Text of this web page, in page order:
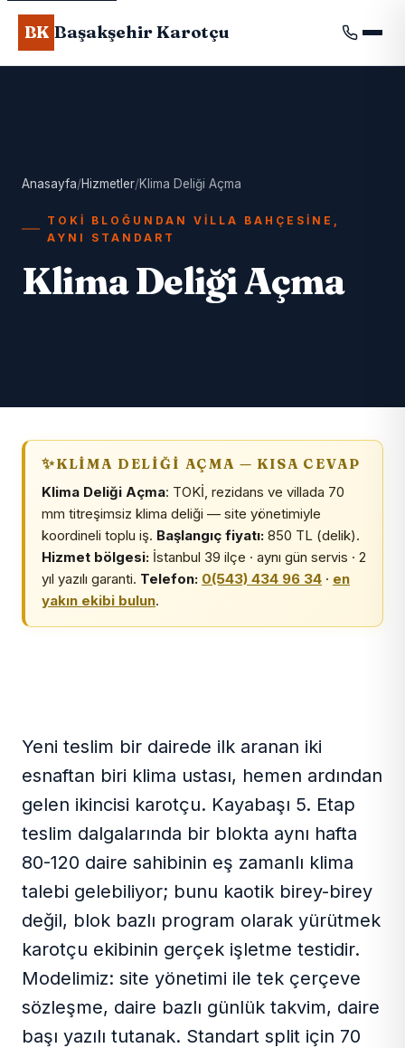
BK Başakşehir Karotçu
Anasayfa/Hizmetler/Klima Deliği Açma
TOKİ BLOĞUNDAN VILLA BAHÇESINE,
AYNI STANDART
Klima Deliği Açma
KLIMA DELIĞI AÇMA — KISA CEVAP
Klima Deliği Açma: TOKİ, rezidans ve villada 70
mm titreşimsiz klima deliği — site yönetimiyle
koordineli toplu iş. Başlangıç fiyatı: 850 TL (delik).
Hizmet bölgesi: İstanbul 39 ilçe · aynı gün servis · 2
yıl yazılı garanti. Telefon: 0(543) 434 96 34 · en
yakın ekibi bulun.
Yeni teslim bir dairede ilk aranan iki
esnaftan biri klima ustası, hemen ardından
gelen ikincisi karotçu. Kayabaşı 5. Etap
teslim dalgalarında bir blokta aynı hafta
80-120 daire sahibinin eş zamanlı klima
talebi gelebiliyor; bunu kaotik birey-birey
değil, blok bazlı program olarak yürütmek
karotçu ekibinin gerçek işletme testidir.
Modelimiz: site yönetimi ile tek çerçeve
sözleşme, daire bazlı günlük takvim, daire
başı yazılı tutanak. Standart split için 70